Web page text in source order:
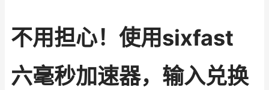
不用担心！使用sixfast
六毫秒加速器，输入兑换